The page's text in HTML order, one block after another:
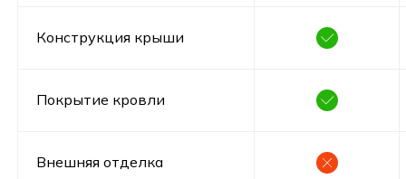
Конструкция крыши
Покрытие кровли
Внешняя отделка